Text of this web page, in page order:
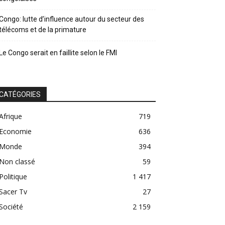
lutte d’influence autour du secteur des
et de la primature
Congo serait en faillite selon le FMI
719
636
394
classé
59
1 417
Tv
27
2 159